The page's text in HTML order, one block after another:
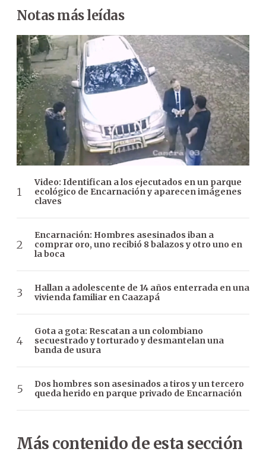
Notas más leídas
Video: Identifican a los ejecutados en un parque
ecológico de Encarnación y aparecen imágenes
claves
Encarnación: Hombres asesinados iban a
comprar oro, uno recibió 8 balazos y otro uno en
la boca
Hallan a adolescente de 14 años enterrada en una
vivienda familiar en Caazapá
Gota a gota: Rescatan a un colombiano
secuestrado y torturado y desmantelan una
banda de usura
Dos hombres son asesinados a tiros y un tercero
queda herido en parque privado de Encarnación
Más contenido de esta sección